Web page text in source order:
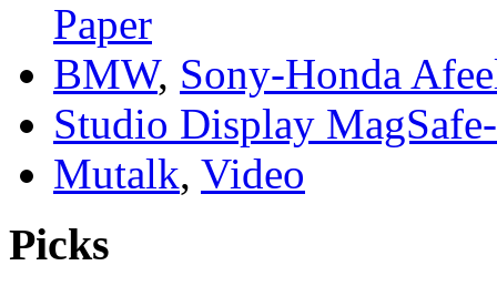
Paper
BMW, Sony-Honda
Studio Display
Mutalk, Video
Picks